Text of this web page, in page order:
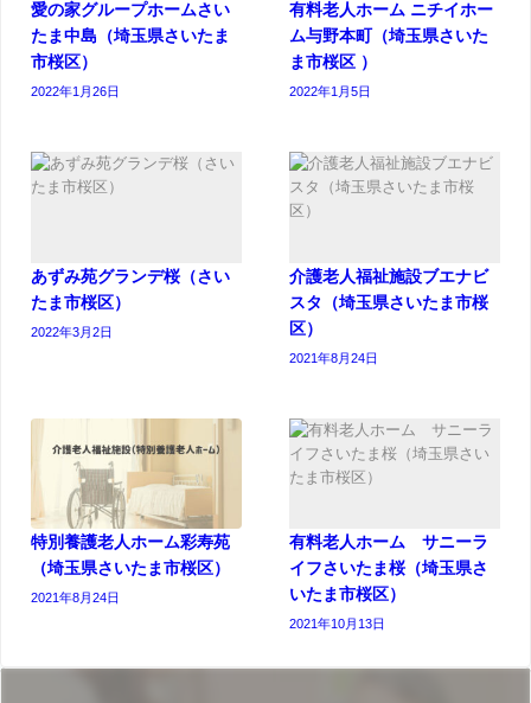
愛の家グループホームさい
たま中島（埼玉県さいたま
市桜区）
2022年1月26日
有料老人ホーム ニチイホー
ム与野本町（埼玉県さいた
ま市桜区 ）
2022年1月5日
あずみ苑グランデ桜（さい
たま市桜区）
2022年3月2日
介護老人福祉施設ブエナビ
スタ（埼玉県さいたま市桜
区）
2021年8月24日
特別養護老人ホーム彩寿苑
（埼玉県さいたま市桜区）
2021年8月24日
有料老人ホーム サニーラ
イフさいたま桜（埼玉県さ
いたま市桜区）
2021年10月13日